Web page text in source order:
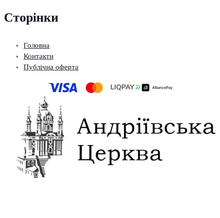
Сторінки
Головна
Контакти
Публічна оферта